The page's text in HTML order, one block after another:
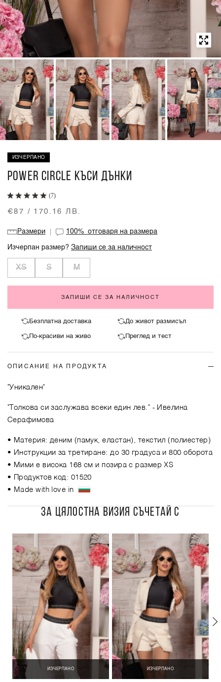
ИЗЧЕРПАНО
POWER CIRCLE КЪСИ ДЪНКИ
(7)
€87 / 170.16 ЛВ.
Размери 100%отговаря на размера
Изчерпан размер?Запиши се за наличност
XS S M
ЗАПИШИ СЕ ЗА НАЛИЧНОСТ
Безплатна доставка До живот размисъл
По-красиви на живо Преглед и тест
ОПИСАНИЕ НА ПРОДУКТА
"Уникален"
"Толкова си заслужава всеки един лев." - Ивелина
Серафимова
• Материя: деним (памук, еластан), текстил (полиестер)
• Инструкции за третиране: до 30 градуса и 800 оборота
• Мими е висока 168 см и позира с размер XS
• Продуктов код: 01520
• Made with love in
ЗА ЦЯЛОСТНА ВИЗИЯ СЪЧЕТАЙ С
ИЗЧЕРПАНО ИЗЧЕРПАНО